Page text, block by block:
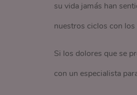
su vida jamás han
nuestros ciclos con
Si los dolores que se
con un especialista